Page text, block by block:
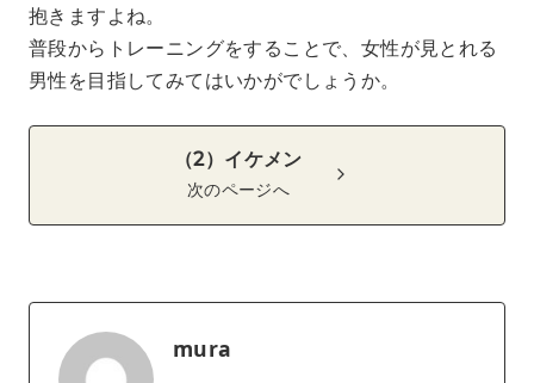
抱きますよね。
普段からトレーニングをすることで、女性が見とれる
男性を目指してみてはいかがでしょうか。
（2）イケメン
次のページへ
mura